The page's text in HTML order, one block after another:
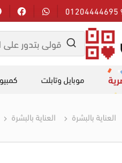
موبايل وتابلت
العناية بالبشرة العناية بالبشرة